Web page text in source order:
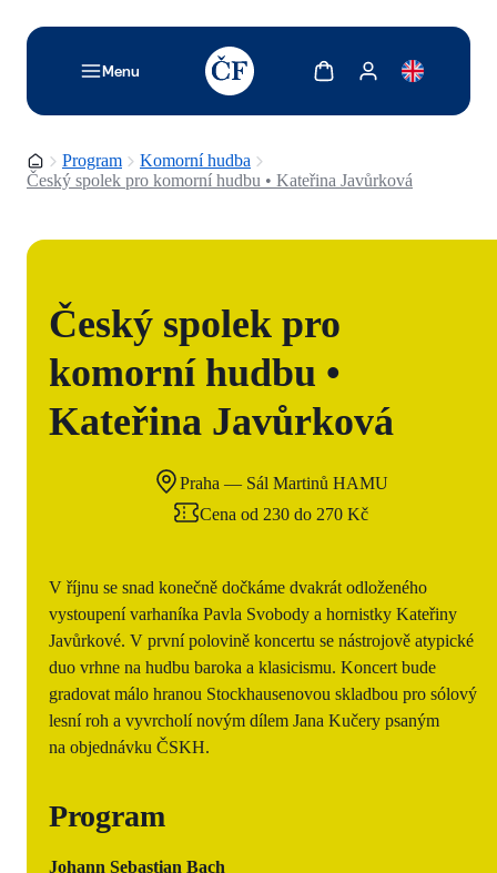
Menu
TODO: Add description for reader
Zobrazit košíkZobrazit můj účet
Domovská stránka
Program
Komorní hudba
Český spolek pro komorní hudbu • Kateřina Javůrková
Český spolek pro
komorní hudbu •
Kateřina Javůrková
Praha — Sál Martinů HAMU
Cena od 230 do 270 Kč
V říjnu se snad konečně dočkáme dvakrát odloženého
vystoupení varhaníka Pavla Svobody a hornistky Kateřiny
Javůrkové. V první polovině koncertu se nástrojově atypické
duo vrhne na hudbu baroka a klasicismu. Koncert bude
gradovat málo hranou Stockhausenovou skladbou pro sólový
lesní roh a vyvrcholí novým dílem Jana Kučery psaným
na objednávku ČSKH.
Program
Johann Sebastian Bach